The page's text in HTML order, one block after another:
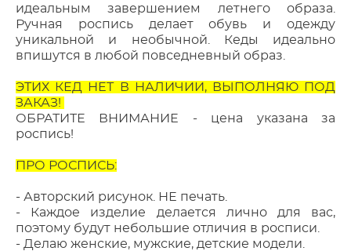
идеальным завершением летнего образа.
Ручная роспись делает обувь и одежду
уникальной и необычной. Кеды идеально
впишутся в любой повседневный образ.
ЭТИХ КЕД НЕТ В НАЛИЧИИ, ВЫПОЛНЯЮ ПОД
ЗАКАЗ!
ОБРАТИТЕ ВНИМАНИЕ - цена указана за
роспись!
ПРО РОСПИСЬ:
- Авторский рисунок. НЕ печать.
- Каждое изделие делается лично для вас,
поэтому будут небольшие отличия в росписи.
- Делаю женские, мужские, детские модели.